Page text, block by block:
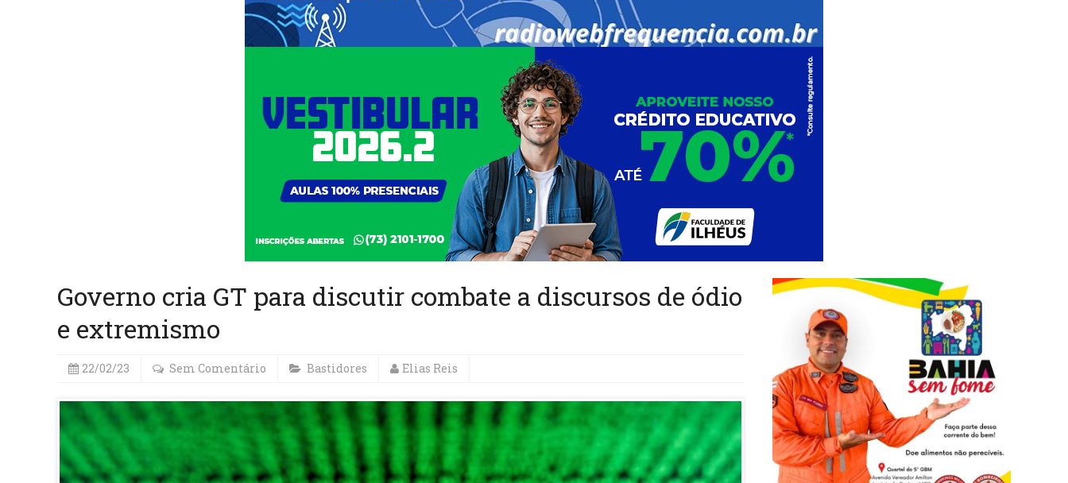
Governo cria GT para discutir combate a discursos de ódio
e extremismo
22/02/23 Sem Comentário Bastidores Elias Reis